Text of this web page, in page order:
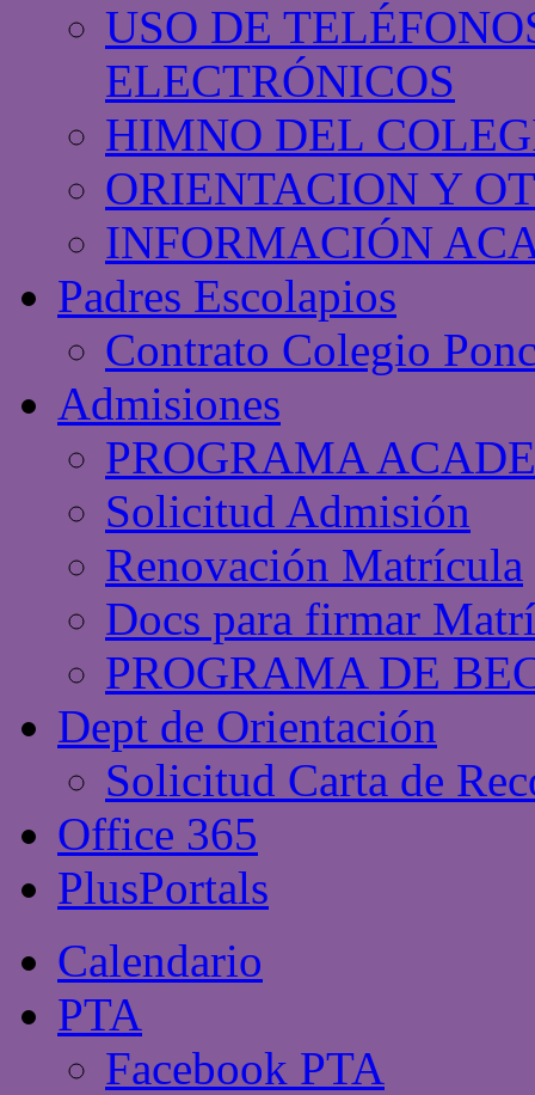
USO DE
ELECTRÓNICOS
HIMNO DEL
ORIENTACION Y
INFORMACIÓN
Padres Escolapios
Contrato Colegio
Admisiones
PROGRAMA
Solicitud Admisión
Renovación Matrícula
Docs para firmar
PROGRAMA DE
Dept de Orientación
Solicitud Carta de
Office 365
PlusPortals
Calendario
PTA
Facebook PTA